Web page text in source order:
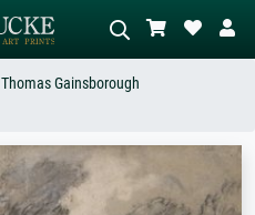
Descrivi la scena – es. prato verde,
astratto con molto rosso, dipinto a
olio scuro, nudo in piedi vicino a un
Thomas Gainsborough